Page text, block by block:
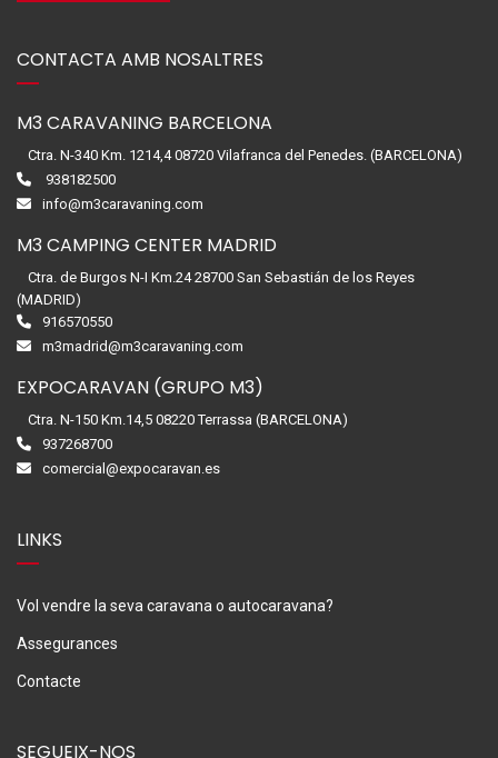
CONTACTA AMB NOSALTRES
M3 CARAVANING BARCELONA
Ctra. N-340 Km. 1214,4 08720 Vilafranca del Penedes. (BARCELONA)
938182500
info@m3caravaning.com
M3 CAMPING CENTER MADRID
Ctra. de Burgos N-I Km.24 28700 San Sebastián de los Reyes
(MADRID)
916570550
m3madrid@m3caravaning.com
EXPOCARAVAN (GRUPO M3)
Ctra. N-150 Km.14,5 08220 Terrassa (BARCELONA)
937268700
comercial@expocaravan.es
LINKS
Vol vendre la seva caravana o autocaravana?
Assegurances
Contacte
SEGUEIX-NOS